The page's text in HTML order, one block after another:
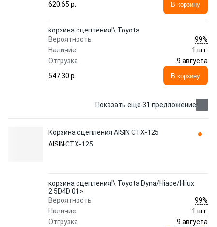
620.65 p.
В корзину
корзина сцепления!\ Toyota
Вероятность
99%
Наличие
1 шт.
Отгрузка
9 августа
547.30 p.
В корзину
Показать еще 31 предложение
Корзина сцепления AISIN CTX-125
AISIN CTX-125
корзина сцепления!\ Toyota Dyna/Hiace/Hilux
2.5D4D 01>
Вероятность
99%
Наличие
1 шт.
Отгрузка
9 августа